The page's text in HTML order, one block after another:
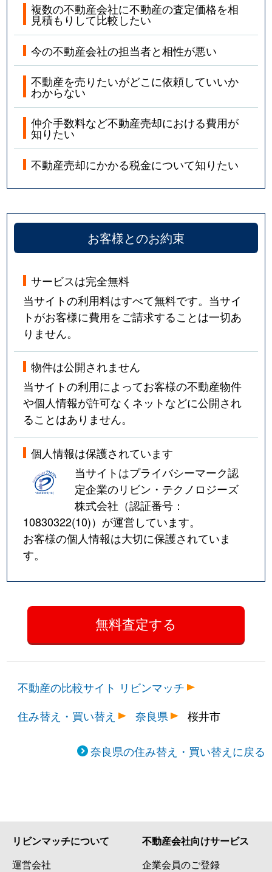
複数の不動産会社に不動産の査定価格を相
見積もりして比較したい
今の不動産会社の担当者と相性が悪い
不動産を売りたいがどこに依頼していいか
わからない
仲介手数料など不動産売却における費用が
知りたい
不動産売却にかかる税金について知りたい
お客様とのお約束
サービスは完全無料
当サイトの利用料はすべて無料です。当サイ
トがお客様に費用をご請求することは一切あ
りません。
物件は公開されません
当サイトの利用によってお客様の不動産物件
や個人情報が許可なくネットなどに公開され
ることはありません。
個人情報は保護されています
当サイトはプライバシーマーク認
定企業のリビン・テクノロジーズ
株式会社（認証番号：
10830322(10)）が運営しています。
お客様の個人情報は大切に保護されていま
す。
不動産の比較サイト リビンマッチ
住み替え・買い替え
奈良県 桜井市
奈良県の住み替え・買い替えに戻る
リビンマッチについて
運営会社
不動産会社向けサービス
企業会員のご登録